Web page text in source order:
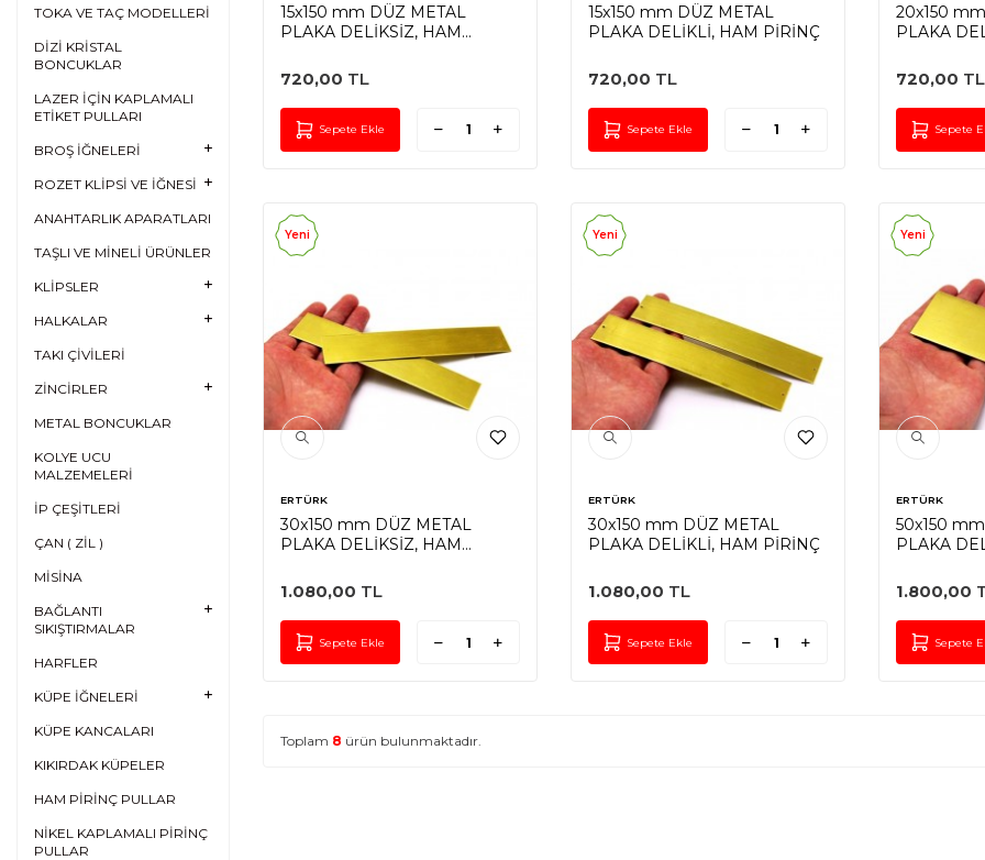
TOKA VE TAÇ MODELLERİ
DİZİ KRİSTAL
BONCUKLAR
LAZER İÇİN KAPLAMALI
ETİKET PULLARI
BROŞ İĞNELERİ
ROZET KLİPSİ VE İĞNESİ
ANAHTARLIK APARATLARI
TAŞLI VE MİNELİ ÜRÜNLER
KLİPSLER
HALKALAR
TAKI ÇİVİLERİ
ZİNCİRLER
METAL BONCUKLAR
KOLYE UCU
MALZEMELERİ
İP ÇEŞİTLERİ
ÇAN ( ZİL )
MİSİNA
BAĞLANTI
SIKIŞTIRMALAR
HARFLER
KÜPE İĞNELERİ
KÜPE KANCALARI
KIKIRDAK KÜPELER
HAM PİRİNÇ PULLAR
NİKEL KAPLAMALI PİRİNÇ
PULLAR
15x150 mm DÜZ METAL
PLAKA DELİKSİZ, HAM
720,00 TL
Sepete Ekle
15x150 mm DÜZ METAL
PLAKA DELİKLİ, HAM PİRİNÇ
720,00 TL
Sepete Ekle
20x150
PLAKA
720,00 TL
Sepete
Yeni
ERTÜRK
30x150 mm DÜZ METAL
PLAKA DELİKSİZ, HAM
1.080,00 TL
Sepete Ekle
Yeni
ERTÜRK
30x150 mm DÜZ METAL
PLAKA DELİKLİ, HAM PİRİNÇ
1.080,00 TL
Sepete Ekle
Yeni
ERTÜRK
50x150
PLAKA
1.800,00
Sepete
Toplam 8 ürün bulunmaktadır.